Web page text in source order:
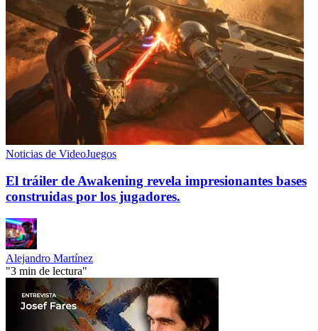
Noticias de VideoJuegos
El tráiler de Awakening revela impresionantes bases
construidas por los jugadores.
Alejandro Martínez
"3 min de lectura"